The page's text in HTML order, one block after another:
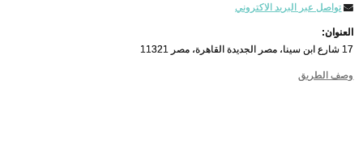
تواصل عبر البريد الاكتروني
العنوان:
17 شارع ابن سينا​​، مصر الجديدة القاهرة، مصر 11321
وصف الطريق